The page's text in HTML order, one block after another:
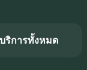
ริการทั้งหมด